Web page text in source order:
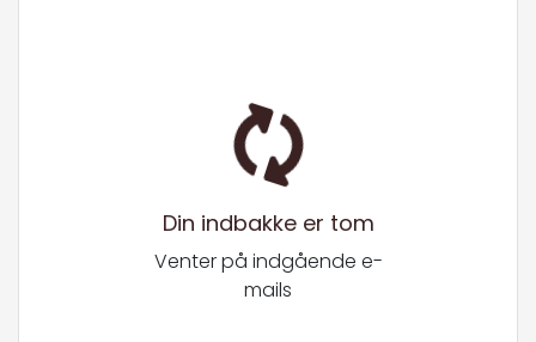
Din indbakke er tom
Venter på indgående e-
mails